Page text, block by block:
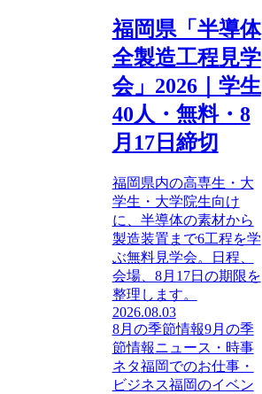
福岡県「半導体
全製造工程見学
会」2026｜学生
40人・無料・8
月17日締切
福岡県内の高専生・大
学生・大学院生向け
に、半導体の素材から
製造装置まで6工程を学
ぶ無料見学会。日程、
会場、8月17日の期限を
整理します。
2026.08.03
8月の季節情報9月の季
節情報ニュース・時事
ネタ福岡でのお仕事・
ビジネス福岡のイベン